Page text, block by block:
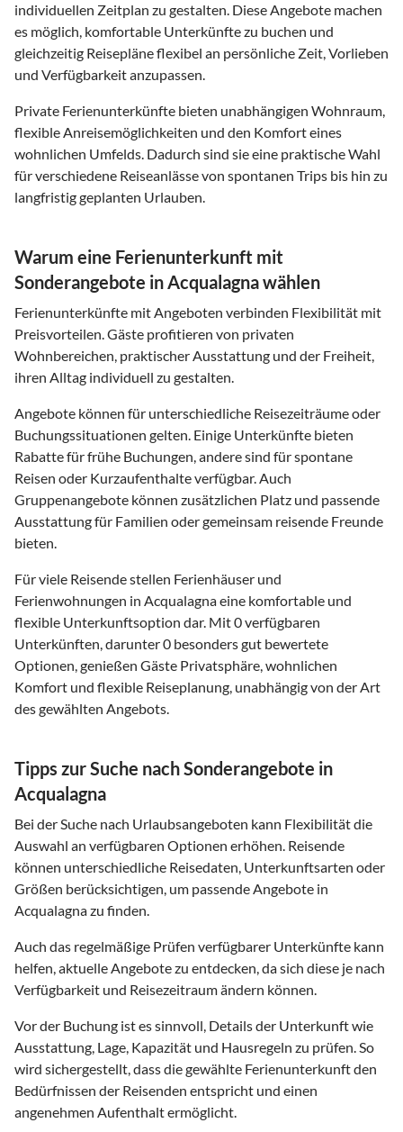
individuellen Zeitplan zu gestalten. Diese Angebote machen
es möglich, komfortable Unterkünfte zu buchen und
gleichzeitig Reisepläne flexibel an persönliche Zeit, Vorlieben
und Verfügbarkeit anzupassen.
Private Ferienunterkünfte bieten unabhängigen Wohnraum,
flexible Anreisemöglichkeiten und den Komfort eines
wohnlichen Umfelds. Dadurch sind sie eine praktische Wahl
für verschiedene Reiseanlässe von spontanen Trips bis hin zu
langfristig geplanten Urlauben.
Warum eine Ferienunterkunft mit
Sonderangebote in Acqualagna wählen
Ferienunterkünfte mit Angeboten verbinden Flexibilität mit
Preisvorteilen. Gäste profitieren von privaten
Wohnbereichen, praktischer Ausstattung und der Freiheit,
ihren Alltag individuell zu gestalten.
Angebote können für unterschiedliche Reisezeiträume oder
Buchungssituationen gelten. Einige Unterkünfte bieten
Rabatte für frühe Buchungen, andere sind für spontane
Reisen oder Kurzaufenthalte verfügbar. Auch
Gruppenangebote können zusätzlichen Platz und passende
Ausstattung für Familien oder gemeinsam reisende Freunde
bieten.
Für viele Reisende stellen Ferienhäuser und
Ferienwohnungen in Acqualagna eine komfortable und
flexible Unterkunftsoption dar. Mit 0 verfügbaren
Unterkünften, darunter 0 besonders gut bewertete
Optionen, genießen Gäste Privatsphäre, wohnlichen
Komfort und flexible Reiseplanung, unabhängig von der Art
des gewählten Angebots.
Tipps zur Suche nach Sonderangebote in
Acqualagna
Bei der Suche nach Urlaubsangeboten kann Flexibilität die
Auswahl an verfügbaren Optionen erhöhen. Reisende
können unterschiedliche Reisedaten, Unterkunftsarten oder
Größen berücksichtigen, um passende Angebote in
Acqualagna zu finden.
Auch das regelmäßige Prüfen verfügbarer Unterkünfte kann
helfen, aktuelle Angebote zu entdecken, da sich diese je nach
Verfügbarkeit und Reisezeitraum ändern können.
Vor der Buchung ist es sinnvoll, Details der Unterkunft wie
Ausstattung, Lage, Kapazität und Hausregeln zu prüfen. So
wird sichergestellt, dass die gewählte Ferienunterkunft den
Bedürfnissen der Reisenden entspricht und einen
angenehmen Aufenthalt ermöglicht.